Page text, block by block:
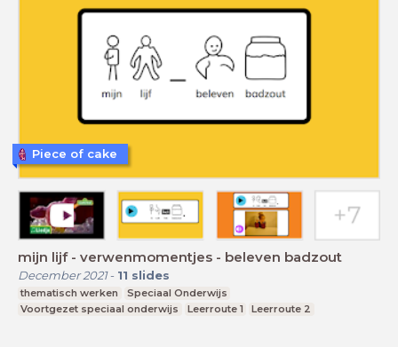
mijn lijf - verwenmomentjes - beleven badzout
December 2021- 11 slides
thematisch werken
Speciaal Onderwijs
Voortgezet speciaal onderwijs
Leerroute 1 Leerroute 2
Piece of cake